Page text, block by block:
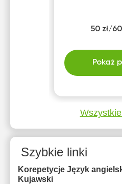
50 zł/
Pokaż
Szybkie linki
Korepetycje Język
Kujawski